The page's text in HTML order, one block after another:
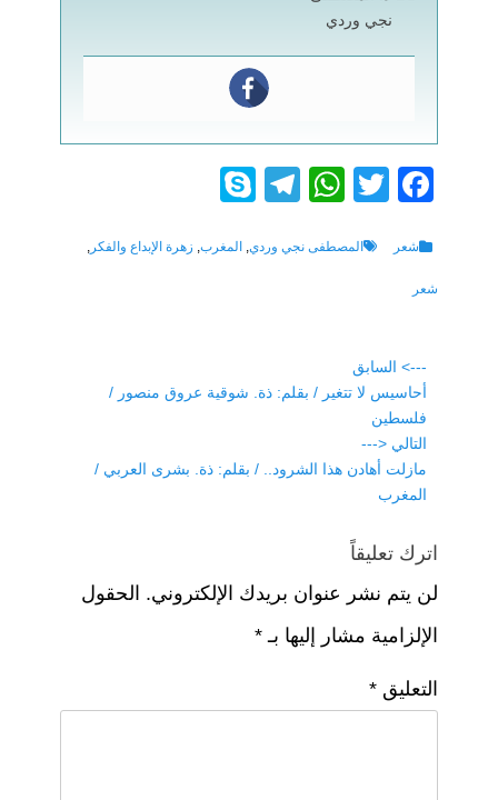
F
c
o
o
k
T
tt
W
at
p
T
e
p
Categories
شعر Tagsالمصطفى نجي وردي المغرب زهرة الإبداع والفكر
شعر
تصفّح
المقالات
---> السابق
Previous
post:
أحاسيس لا تتغير / بقلم: ذة. شوقية عروق منصور /
فلسطين
التالي <---
Next
post:
مازلت أهادن هذا الشرود.. / بقلم: ذة. بشرى العربي /
المغرب
اترك تعليقاً
لن يتم نشر عنوان بريدك الإلكتروني. الحقول
الإلزامية مشار إليها بـ *
التعليق *